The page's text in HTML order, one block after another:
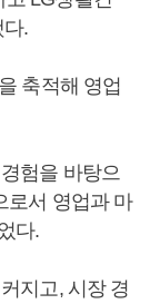
다.
축적해 영업
험을 바탕으
로서 영업과 마
다.
지고, 시장 경